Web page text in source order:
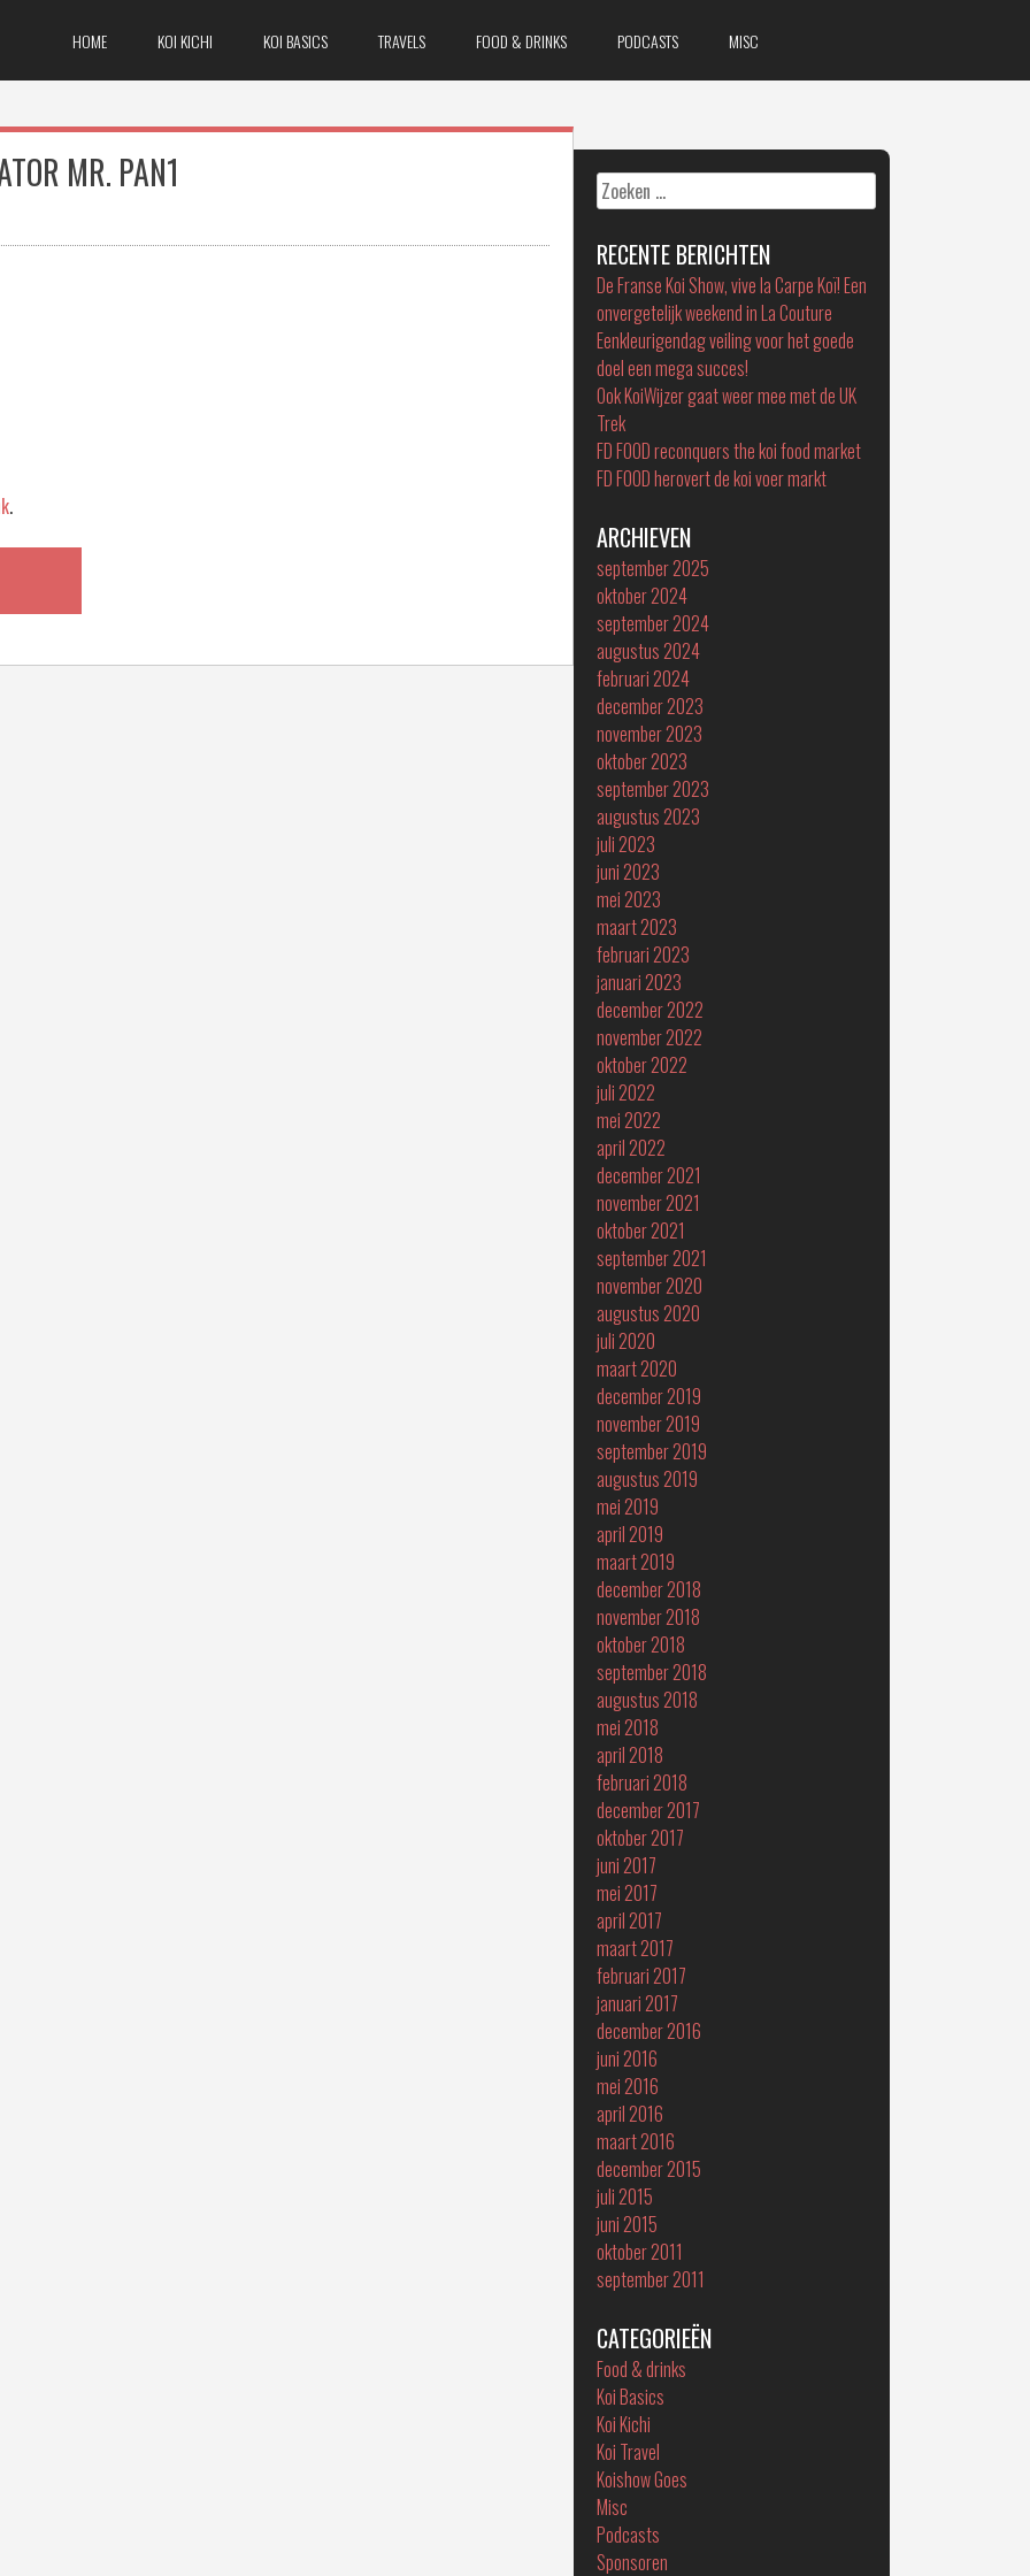
HOME KOI KICHI KOI BASICS TRAVELS FOOD & DRINKS PODCASTS MISC
MR. PAN1
.
Zoeken
naar:
RECENTE BERICHTEN
De Franse Koi Show, vive la Carpe Koï! Een
onvergetelijk weekend in La Couture
Eenkleurigendag veiling voor het goede
doel een mega succes!
Ook KoiWijzer gaat weer mee met de UK
Trek
FD FOOD reconquers the koi food market
FD FOOD herovert de koi voer markt
ARCHIEVEN
september 2025
oktober 2024
september 2024
augustus 2024
februari 2024
december 2023
november 2023
oktober 2023
september 2023
augustus 2023
juli 2023
juni 2023
mei 2023
maart 2023
februari 2023
januari 2023
december 2022
november 2022
oktober 2022
juli 2022
mei 2022
april 2022
december 2021
november 2021
oktober 2021
september 2021
november 2020
augustus 2020
juli 2020
maart 2020
december 2019
november 2019
september 2019
augustus 2019
mei 2019
april 2019
maart 2019
december 2018
november 2018
oktober 2018
september 2018
augustus 2018
mei 2018
april 2018
februari 2018
december 2017
oktober 2017
juni 2017
mei 2017
april 2017
maart 2017
februari 2017
januari 2017
december 2016
juni 2016
mei 2016
april 2016
maart 2016
december 2015
juli 2015
juni 2015
oktober 2011
september 2011
CATEGORIEËN
Food & drinks
Koi Basics
Koi Kichi
Koi Travel
Koishow Goes
Misc
Podcasts
Sponsoren